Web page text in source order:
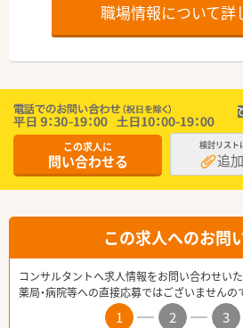
職場情報について詳
この求人に
問い合わせる
検討リスト
追加
この求人へのお問
コンサルタントへ求人情報をお問い合わせいた
薬局・病院等への直接応募ではございませんの
1 2 3